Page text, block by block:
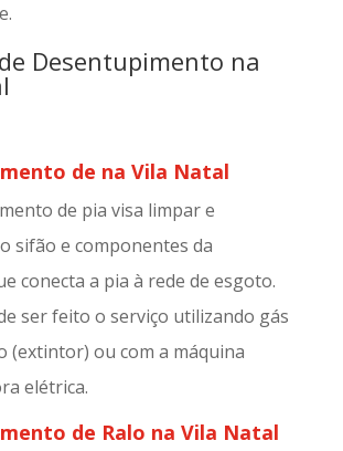
Desentupimento na
de na Vila Natal
de pia visa limpar e
sifão e componentes da
conecta a pia à rede de esgoto.
ser feito o serviço utilizando gás
(extintor) ou com a máquina
elétrica.
de Ralo na Vila Natal